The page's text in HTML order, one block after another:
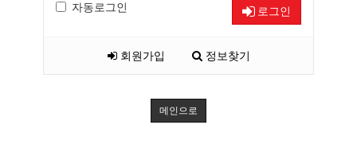
자동로그인 로그인
회원가입 정보찾기
메인으로